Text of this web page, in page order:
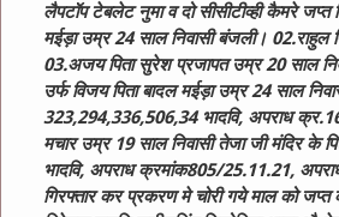
लैपटॉप टेबलेट नुमा व दो सीसीटीव्ही कैमरे
मईड़ा उम्र 24 साल निवासी बंजली। ​​​​02.राहुल
03.अजय पिता सुरेश प्रजापत उम्र 20 साल
उर्फ विजय पिता बादल मईड़ा उम्र 24 साल
323,294,336,506,34 भादवि, अपराध
मचार उम्र 19 साल निवासी तेजा जी मंदिर
भादवि, अपराध क्रमांक805/25.11.21,
गिरफ्तार कर प्रकरण मे चोरी गये माल को जप्त